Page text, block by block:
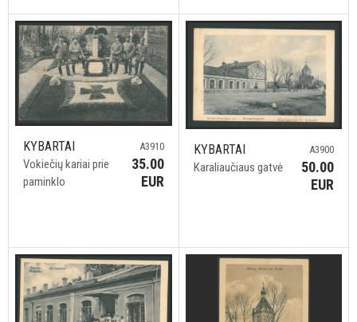
KYBARTAI
Vokiečių kariai prie
paminklo
A3910
35.00
EUR
KYBARTAI
Karaliaučiaus gatvė
A3900
50.00
EUR